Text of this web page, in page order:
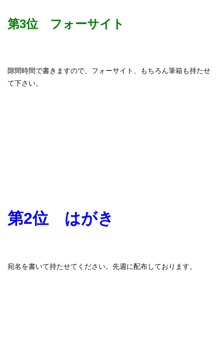
第3位 フォーサイト
隙間時間で書きますので、フォーサイト、もちろん筆箱も持たせ
て下さい。
第2位 はがき
宛名を書いて持たせてください。先週に配布しております。